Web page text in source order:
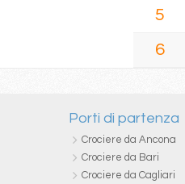
5
6
Porti di partenza
Crociere da Ancona
Crociere da Bari
Crociere da Cagliari